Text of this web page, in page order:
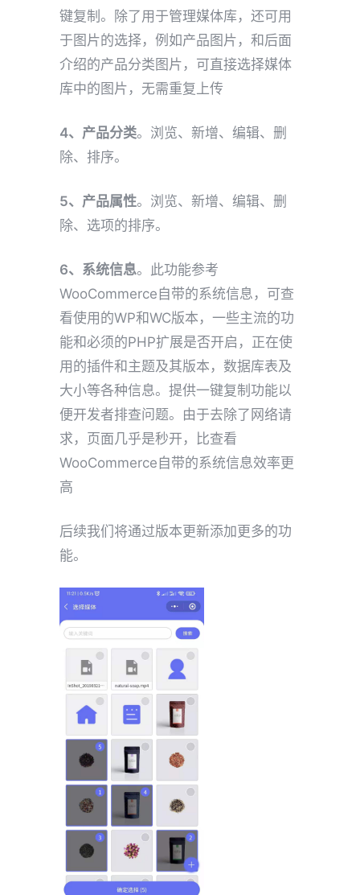
键复制。除了用于管理媒体库，还可用
于图片的选择，例如产品图片，和后面
介绍的产品分类图片，可直接选择媒体
库中的图片，无需重复上传
4、产品分类。浏览、新增、编辑、删
除、排序。
5、产品属性。浏览、新增、编辑、删
除、选项的排序。
6、系统信息。此功能参考
WooCommerce自带的系统信息，可查
看使用的WP和WC版本，一些主流的功
能和必须的PHP扩展是否开启，正在使
用的插件和主题及其版本，数据库表及
大小等各种信息。提供一键复制功能以
便开发者排查问题。由于去除了网络请
求，页面几乎是秒开，比查看
WooCommerce自带的系统信息效率更
高
后续我们将通过版本更新添加更多的功
能。